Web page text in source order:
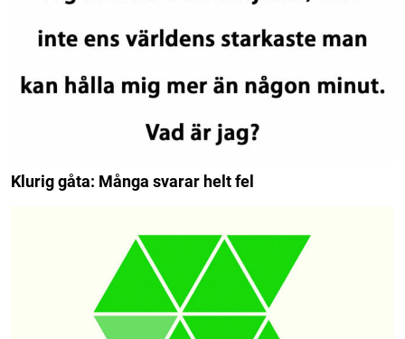
Klurig gåta: Många svarar helt fel